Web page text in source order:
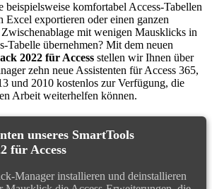
komfortabel Access-Tabellen
Excel exportieren oder einen ganzen
mit wenigen Mausklicks in
Tabelle übernehmen? Mit dem neuen
2022 für Access stellen wir Ihnen über
zehn neue Assistenten für Access 365,
und 2010 kostenlos zur Verfügung, die
Arbeit weiterhelfen können.
unseres SmartTools
für Access
Manager installieren und deinstallieren